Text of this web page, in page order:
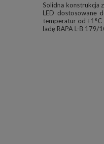
Solidna konstrukcja
LED dostosowane
temperatur od
ladę RAPA L-B